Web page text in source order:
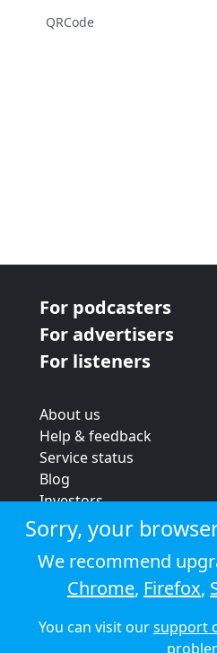
QRCode
For podcasters
For advertisers
For listeners
About us
Help & feedback
Service status
Blog
Investors
Strategic review
Terms & conditions
Privacy policy
Cookie policy
© 2026
Sorry, your
We recommend
Chrome, Firefox,
You can visit oursupport